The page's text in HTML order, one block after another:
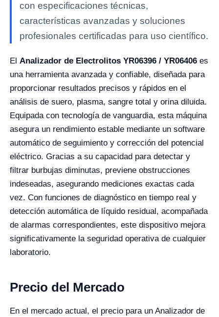
con especificaciones técnicas,
características avanzadas y soluciones
profesionales certificadas para uso científico.
El Analizador de Electrolitos YR06396 / YR06406 es
una herramienta avanzada y confiable, diseñada para
proporcionar resultados precisos y rápidos en el
análisis de suero, plasma, sangre total y orina diluida.
Equipada con tecnología de vanguardia, esta máquina
asegura un rendimiento estable mediante un software
automático de seguimiento y corrección del potencial
eléctrico. Gracias a su capacidad para detectar y
filtrar burbujas diminutas, previene obstrucciones
indeseadas, asegurando mediciones exactas cada
vez. Con funciones de diagnóstico en tiempo real y
detección automática de líquido residual, acompañada
de alarmas correspondientes, este dispositivo mejora
significativamente la seguridad operativa de cualquier
laboratorio.
Precio del Mercado
En el mercado actual, el precio para un Analizador de